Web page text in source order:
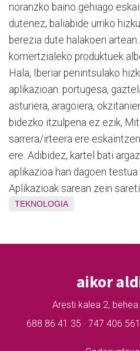
noranzko baino gehiago
dutenez, baliabide urriko
berezia dute halakoen
komertzialeko produktuek
Hala, Iberiar penintsulako
aplikazioan: portugesa,
asturiera, aragoiera,
bidezko itzulpena ez ezik,
sarrera/irteera ere
ere. Adibidez, kartel bati
aplikazioa han dagoen
Aplikazioak sarean zein
TEKNOLOGIA
aikor
Aresti kalea 2,
688 86 41 35 · 747 406